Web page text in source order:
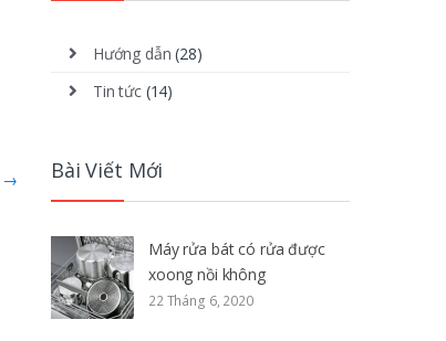
→
Hướng dẫn (28)
Tin tức(14)
Bài Viết Mới
Máy rửa bát có rửa được
xoong nồi không
22 Tháng 6, 2020